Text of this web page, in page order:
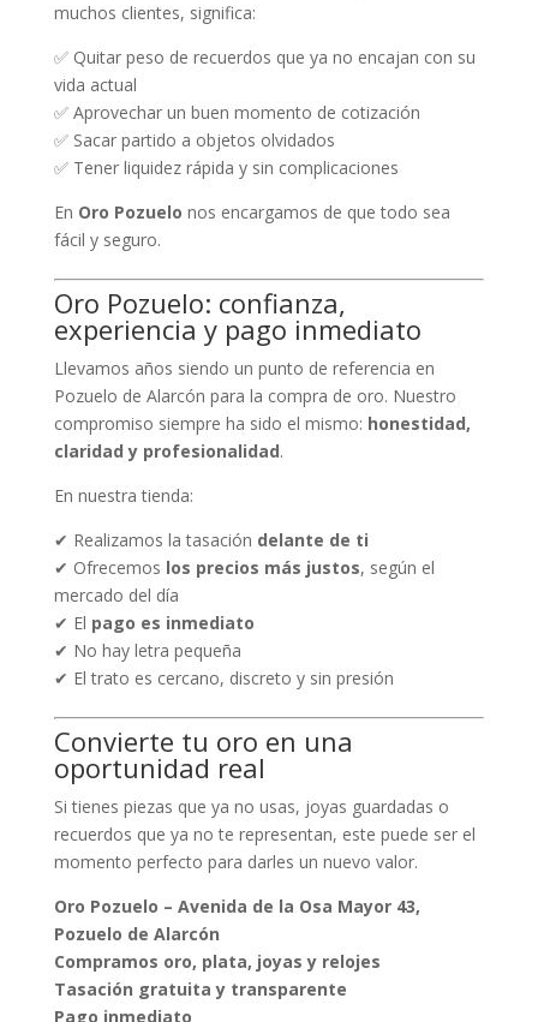
muchos clientes, significa:
✅ Quitar peso de recuerdos que ya no encajan con su
vida actual
✅ Aprovechar un buen momento de cotización
✅ Sacar partido a objetos olvidados
✅ Tener liquidez rápida y sin complicaciones
En Oro Pozuelo nos encargamos de que todo sea
fácil y seguro.
Oro Pozuelo: confianza,
experiencia y pago inmediato
Llevamos años siendo un punto de referencia en
Pozuelo de Alarcón para la compra de oro. Nuestro
compromiso siempre ha sido el mismo: honestidad,
claridad y profesionalidad.
En nuestra tienda:
✔ Realizamos la tasación delante de ti
✔ Ofrecemos los precios más justos, según el
mercado del día
✔ El pago es inmediato
✔ No hay letra pequeña
✔ El trato es cercano, discreto y sin presión
Convierte tu oro en una
oportunidad real
Si tienes piezas que ya no usas, joyas guardadas o
recuerdos que ya no te representan, este puede ser el
momento perfecto para darles un nuevo valor.
Oro Pozuelo – Avenida de la Osa Mayor 43,
Pozuelo de Alarcón
Compramos oro, plata, joyas y relojes
Tasación gratuita y transparente
Pago inmediato